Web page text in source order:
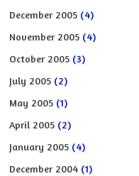
December 2005 (4)
November 2005 (4)
October 2005 (3)
July 2005 (2)
May 2005 (1)
April 2005 (2)
January 2005 (4)
December 2004 (1)